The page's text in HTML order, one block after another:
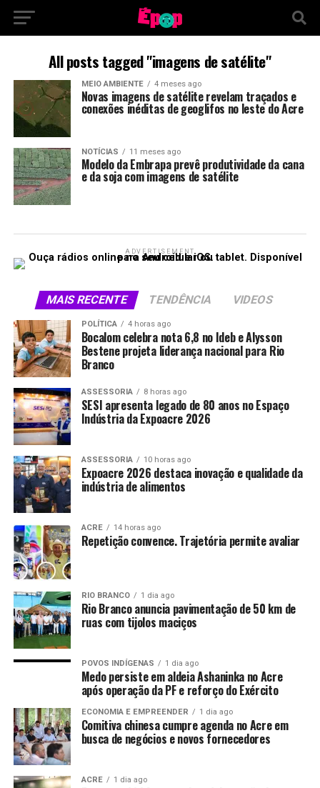
All posts tagged "imagens de satélite"
MEIO AMBIENTE 4 meses ago
Novas imagens de satélite revelam traçados e
conexões inéditas de geoglifos no leste do Acre
NOTÍCIAS 11 meses ago
Modelo da Embrapa prevê produtividade da cana
e da soja com imagens de satélite
ADVERTISEMENT
MAIS RECENTE TENDÊNCIA VIDEOS
POLÍTICA 4 horas ago
Bocalom celebra nota 6,8 no Ideb e Alysson
Bestene projeta liderança nacional para Rio
Branco
ASSESSORIA 8 horas ago
SESI apresenta legado de 80 anos no Espaço
Indústria da Expoacre 2026
ASSESSORIA 10 horas ago
Expoacre 2026 destaca inovação e qualidade da
indústria de alimentos
ACRE 14 horas ago
Repetição convence. Trajetória permite avaliar
RIO BRANCO 1 dia ago
Rio Branco anuncia pavimentação de 50 km de
ruas com tijolos maciços
POVOS INDÍGENAS 1 dia ago
Medo persiste em aldeia Ashaninka no Acre
após operação da PF e reforço do Exército
ECONOMIA E EMPREENDER 1 dia ago
Comitiva chinesa cumpre agenda no Acre em
busca de negócios e novos fornecedores
ACRE 1 dia ago